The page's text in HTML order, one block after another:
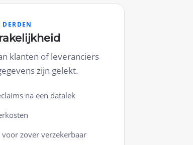
klanten of leveranciers
zijn gelekt.
na een datalek
voor zover verzekerbaar